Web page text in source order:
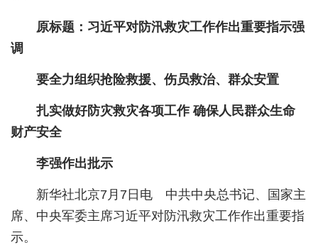
湖北
武汉
世相
环球
专题
极客圈
经济
原标题：习近平对防汛救灾工作作出重要指示强
调
要全力组织抢险救援、伤员救治、群众安置
扎实做好防灾救灾各项工作 确保人民群众生命
财产安全
李强作出批示
新华社北京7月7日电 中共中央总书记、国家主
席、中央军委主席习近平对防汛救灾工作作出重要指
示。